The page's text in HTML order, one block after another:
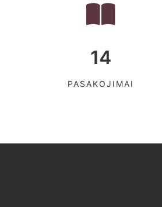
14
PASAKOJIMAI